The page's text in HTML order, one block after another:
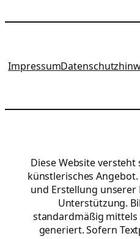
Impressum
Diese Website
künstlerisches
und Erstellung
Unterstützung.
standardmäßig
generiert. Sofern